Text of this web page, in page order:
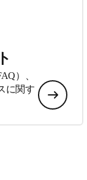
）、
に関す